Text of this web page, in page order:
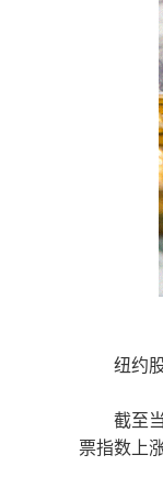
纽约股
截至当
票指数上